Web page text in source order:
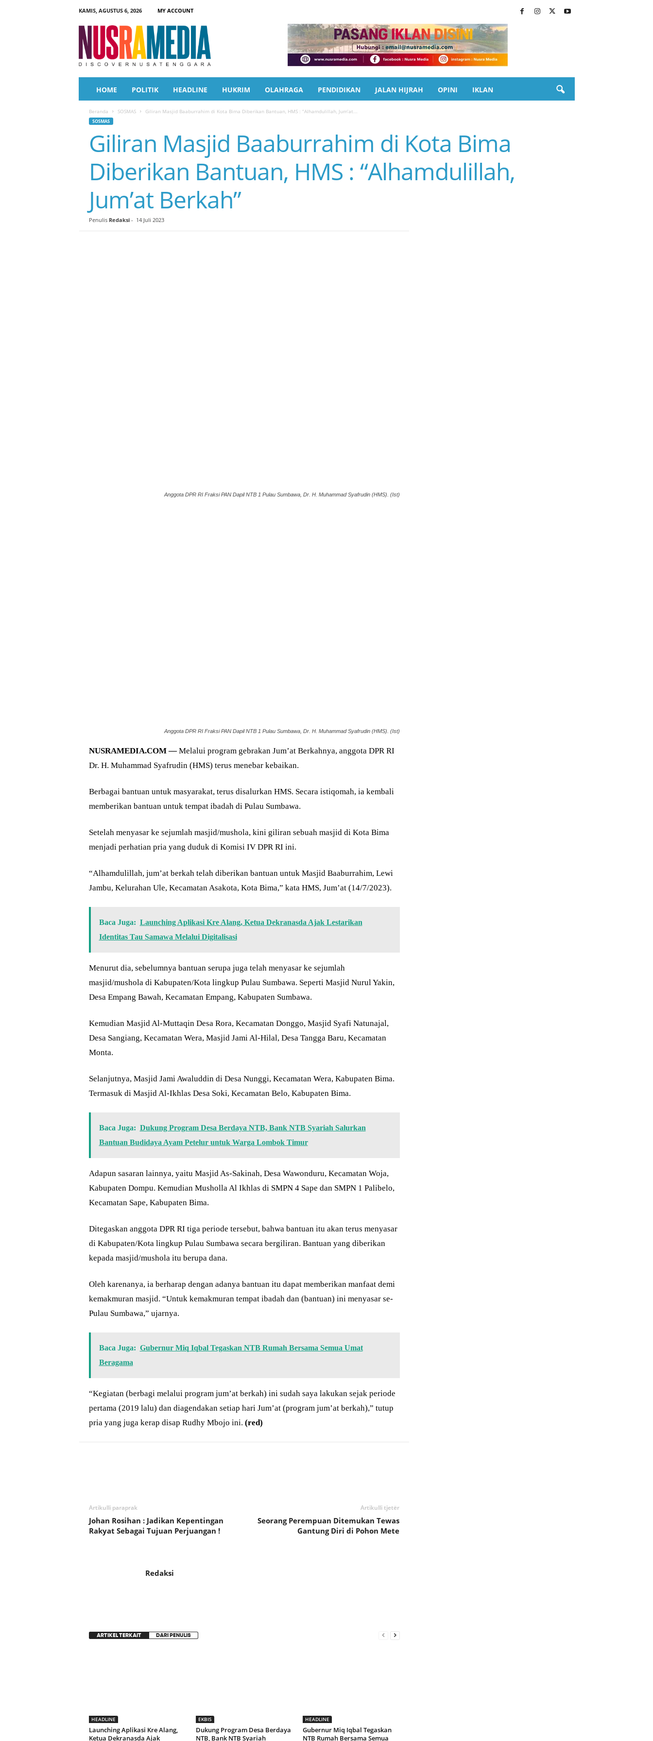
KAMIS, AGUSTUS 6, 2026
MY ACCOUNT
a
HOME POLITIK HEADLINE HUKRIM OLAHRAGA PENDIDIKAN JALAN HIJRAH OPINI IKLAN
Beranda SOSMAS Giliran Masjid Baaburrahim di Kota Bima Diberikan Bantuan, HMS : “Alhamdulillah, Jum’at...
SOSMAS
Giliran Masjid Baaburrahim di Kota Bima
Diberikan Bantuan, HMS : “Alhamdulillah,
Jum’at Berkah”
Penulis Redaksi- 14 Juli 2023
Anggota DPR RI Fraksi PAN Dapil NTB 1 Pulau Sumbawa, Dr. H. Muhammad Syafrudin (HMS). (Ist)
Anggota DPR RI Fraksi PAN Dapil NTB 1 Pulau Sumbawa, Dr. H. Muhammad Syafrudin (HMS). (Ist)
NUSRAMEDIA.COM —Melalui program gebrakan Jum’at Berkahnya, anggota DPR RI
Dr. H. Muhammad Syafrudin (HMS) terus menebar kebaikan.
Berbagai bantuan untuk masyarakat, terus disalurkan HMS. Secara istiqomah, ia kembali
memberikan bantuan untuk tempat ibadah di Pulau Sumbawa.
Setelah menyasar ke sejumlah masjid/mushola, kini giliran sebuah masjid di Kota Bima
menjadi perhatian pria yang duduk di Komisi IV DPR RI ini.
“Alhamdulillah, jum’at berkah telah diberikan bantuan untuk Masjid Baaburrahim, Lewi
Jambu, Kelurahan Ule, Kecamatan Asakota, Kota Bima,” kata HMS, Jum’at (14/7/2023).
Baca Juga: Launching Aplikasi Kre Alang, Ketua Dekranasda Ajak Lestarikan
Identitas Tau Samawa Melalui Digitalisasi
Menurut dia, sebelumnya bantuan serupa juga telah menyasar ke sejumlah
masjid/mushola di Kabupaten/Kota lingkup Pulau Sumbawa. Seperti Masjid Nurul Yakin,
Desa Empang Bawah, Kecamatan Empang, Kabupaten Sumbawa.
Kemudian Masjid Al-Muttaqin Desa Rora, Kecamatan Donggo, Masjid Syafi Natunajal,
Desa Sangiang, Kecamatan Wera, Masjid Jami Al-Hilal, Desa Tangga Baru, Kecamatan
Monta.
Selanjutnya, Masjid Jami Awaluddin di Desa Nunggi, Kecamatan Wera, Kabupaten Bima.
Termasuk di Masjid Al-Ikhlas Desa Soki, Kecamatan Belo, Kabupaten Bima.
Baca Juga: Dukung Program Desa Berdaya NTB, Bank NTB Syariah Salurkan
Bantuan Budidaya Ayam Petelur untuk Warga Lombok Timur
Adapun sasaran lainnya, yaitu Masjid As-Sakinah, Desa Wawonduru, Kecamatan Woja,
Kabupaten Dompu. Kemudian Musholla Al Ikhlas di SMPN 4 Sape dan SMPN 1 Palibelo,
Kecamatan Sape, Kabupaten Bima.
Ditegaskan anggota DPR RI tiga periode tersebut, bahwa bantuan itu akan terus menyasar
di Kabupaten/Kota lingkup Pulau Sumbawa secara bergiliran. Bantuan yang diberikan
kepada masjid/mushola itu berupa dana.
Oleh karenanya, ia berharap dengan adanya bantuan itu dapat memberikan manfaat demi
kemakmuran masjid. “Untuk kemakmuran tempat ibadah dan (bantuan) ini menyasar se-
Pulau Sumbawa,” ujarnya.
Baca Juga: Gubernur Miq Iqbal Tegaskan NTB Rumah Bersama Semua Umat
Beragama
“Kegiatan (berbagi melalui program jum’at berkah) ini sudah saya lakukan sejak periode
pertama (2019 lalu) dan diagendakan setiap hari Jum’at (program jum’at berkah),” tutup
pria yang juga kerap disap Rudhy Mbojo ini. (red)
Artikulli paraprak
Johan Rosihan : Jadikan Kepentingan
Rakyat Sebagai Tujuan Perjuangan !
Artikulli tjetër
Seorang Perempuan Ditemukan Tewas
Gantung Diri di Pohon Mete
Redaksi
ARTIKEL TERKAIT DARI PENULIS
HEADLINE
Launching Aplikasi Kre Alang,
Ketua Dekranasda Ajak
EKBIS
Dukung Program Desa Berdaya
NTB, Bank NTB Syariah
HEADLINE
Gubernur Miq Iqbal Tegaskan
NTB Rumah Bersama Semua